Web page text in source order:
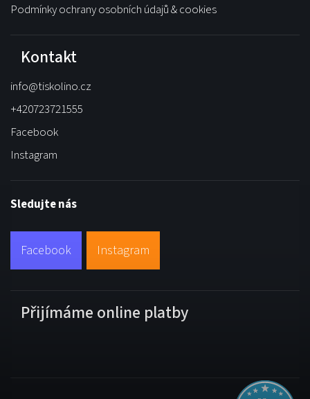
Podmínky ochrany osobních údajů & cookies
Kontakt
info@tiskolino.cz
+420723721555
Facebook
Instagram
Sledujte nás
Facebook Instagram
Přijímáme online platby